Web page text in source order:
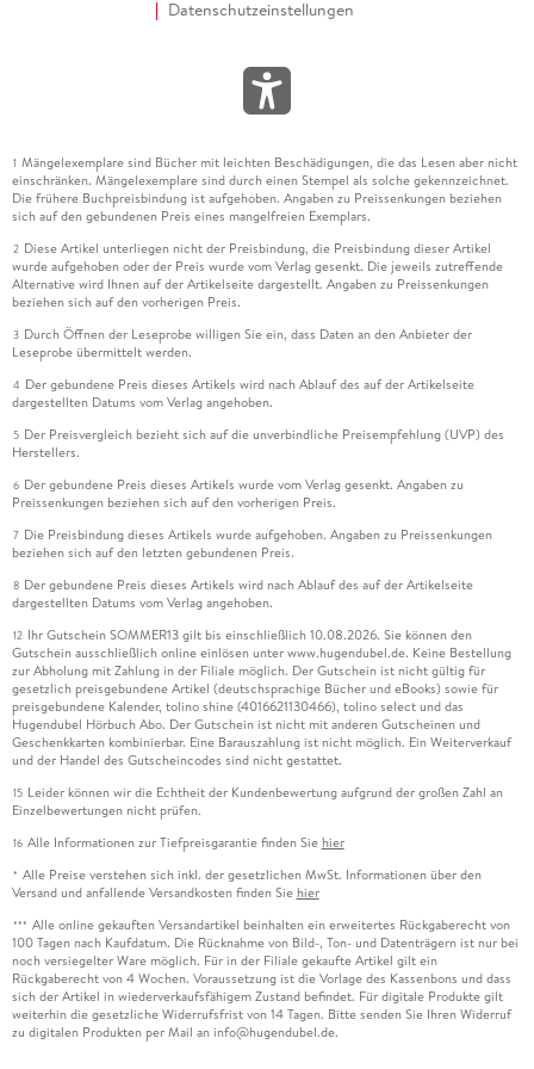
Datenschutzeinstellungen
1 Mängelexemplare sind Bücher mit leichten Beschädigungen, die das Lesen aber nicht
einschränken. Mängelexemplare sind durch einen Stempel als solche gekennzeichnet.
Die frühere Buchpreisbindung ist aufgehoben. Angaben zu Preissenkungen beziehen
sich auf den gebundenen Preis eines mangelfreien Exemplars.
2 Diese Artikel unterliegen nicht der Preisbindung, die Preisbindung dieser Artikel
wurde aufgehoben oder der Preis wurde vom Verlag gesenkt. Die jeweils zutreffende
Alternative wird Ihnen auf der Artikelseite dargestellt. Angaben zu Preissenkungen
beziehen sich auf den vorherigen Preis.
3 Durch Öffnen der Leseprobe willigen Sie ein, dass Daten an den Anbieter der
Leseprobe übermittelt werden.
4 Der gebundene Preis dieses Artikels wird nach Ablauf des auf der Artikelseite
dargestellten Datums vom Verlag angehoben.
5 Der Preisvergleich bezieht sich auf die unverbindliche Preisempfehlung (UVP) des
Herstellers.
6 Der gebundene Preis dieses Artikels wurde vom Verlag gesenkt. Angaben zu
Preissenkungen beziehen sich auf den vorherigen Preis.
7 Die Preisbindung dieses Artikels wurde aufgehoben. Angaben zu Preissenkungen
beziehen sich auf den letzten gebundenen Preis.
8 Der gebundene Preis dieses Artikels wird nach Ablauf des auf der Artikelseite
dargestellten Datums vom Verlag angehoben.
12 Ihr Gutschein SOMMER13 gilt bis einschließlich 10.08.2026. Sie können den
Gutschein ausschließlich online einlösen unter www.hugendubel.de. Keine Bestellung
zur Abholung mit Zahlung in der Filiale möglich. Der Gutschein ist nicht gültig für
gesetzlich preisgebundene Artikel (deutschsprachige Bücher und eBooks) sowie für
preisgebundene Kalender, tolino shine (4016621130466), tolino select und das
Hugendubel Hörbuch Abo. Der Gutschein ist nicht mit anderen Gutscheinen und
Geschenkkarten kombinierbar. Eine Barauszahlung ist nicht möglich. Ein Weiterverkauf
und der Handel des Gutscheincodes sind nicht gestattet.
15 Leider können wir die Echtheit der Kundenbewertung aufgrund der großen Zahl an
Einzelbewertungen nicht prüfen.
16 Alle Informationen zur Tiefpreisgarantie finden Sie hier
* Alle Preise verstehen sich inkl. der gesetzlichen MwSt. Informationen über den
Versand und anfallende Versandkosten finden Sie hier
*** Alle online gekauften Versandartikel beinhalten ein erweitertes Rückgaberecht von
100 Tagen nach Kaufdatum. Die Rücknahme von Bild-, Ton- und Datenträgern ist nur bei
noch versiegelter Ware möglich. Für in der Filiale gekaufte Artikel gilt ein
Rückgaberecht von 4 Wochen. Voraussetzung ist die Vorlage des Kassenbons und dass
sich der Artikel in wiederverkaufsfähigem Zustand befindet. Für digitale Produkte gilt
weiterhin die gesetzliche Widerrufsfrist von 14 Tagen. Bitte senden Sie Ihren Widerruf
zu digitalen Produkten per Mail an info@hugendubel.de.